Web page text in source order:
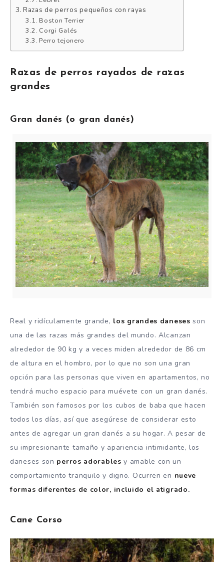
Razas de perros pequeños con rayas
Boston Terrier
Corgi Galés
Perro tejonero
Razas de perros rayados de razas
grandes
Gran danés (o gran danés)
Real y ridículamente grande, los grandes daneses son
una de las razas más grandes del mundo. Alcanzan
alrededor de 90 kg y a veces miden alrededor de 86 cm
de altura en el hombro, por lo que no son una gran
opción para las personas que viven en apartamentos, no
tendrá mucho espacio paramuévete con un gran danés.
También son famosos por los cubos de baba que hacen
todos los días, así que asegúrese de considerar esto
antes de agregar un gran danés a su hogar.A pesar de
su impresionante tamaño y apariencia intimidante, los
daneses son perros adorables y amable con un
comportamiento tranquilo y digno. Ocurren en nueve
formas diferentes de color, incluido el atigrado.
Cane Corso